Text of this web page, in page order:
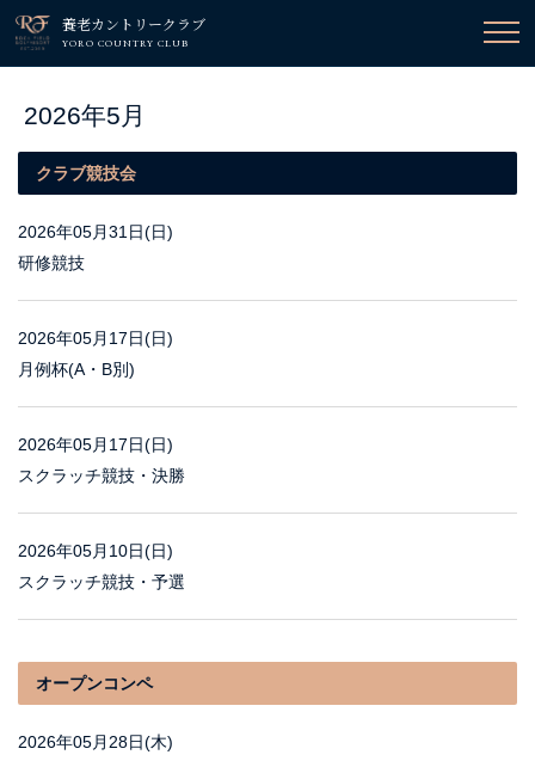
養老カントリークラブ
YORO COUNTRY CLUB
2026年5月
クラブ競技会
2026年05月31日(日)
研修競技
2026年05月17日(日)
月例杯(A・B別)
2026年05月17日(日)
スクラッチ競技・決勝
2026年05月10日(日)
スクラッチ競技・予選
オープンコンペ
2026年05月28日(木)